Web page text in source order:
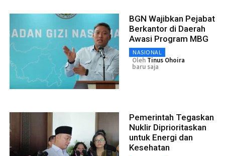
BGN Wajibkan Pejabat
Berkantor di Daerah
Awasi Program MBG
NASIONAL
Oleh Tinus Ohoira
baru saja
Pemerintah Tegaskan
Nuklir Diprioritaskan
untuk Energi dan
Kesehatan